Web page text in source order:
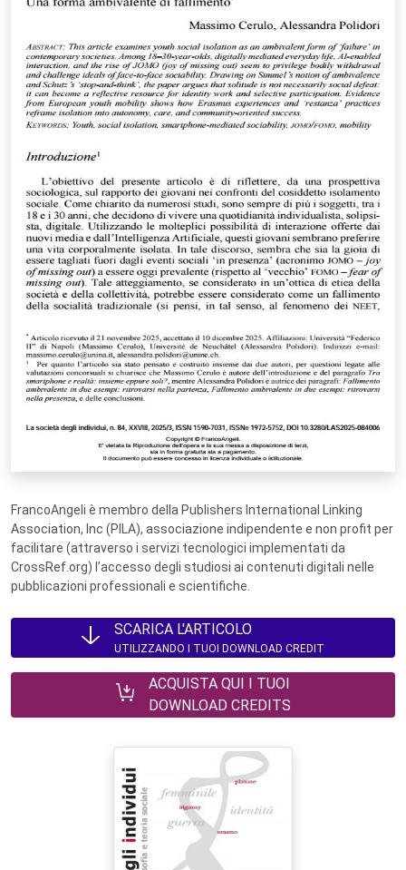
FrancoAngeli è membro della Publishers International Linking
Association, Inc (PILA), associazione indipendente e non profit per
facilitare (attraverso i servizi tecnologici implementati da
CrossRef.org) l’accesso degli studiosi ai contenuti digitali nelle
pubblicazioni professionali e scientifiche.
SCARICA L'ARTICOLO
UTILIZZANDO I TUOI DOWNLOAD CREDIT
ACQUISTA QUI I TUOI
DOWNLOAD CREDITS